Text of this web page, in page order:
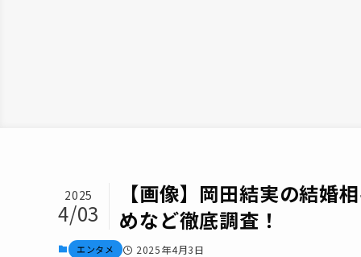
【画像】岡田結実の結婚
めなど徹底調査！
2025
4/03
エンタメ 2025年4月3日